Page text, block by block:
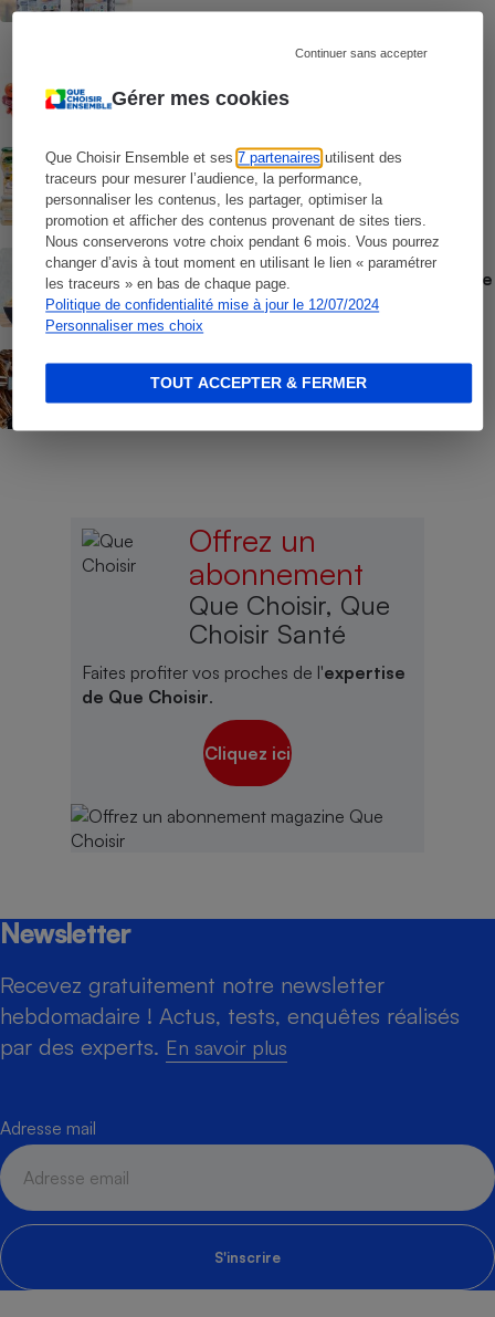
Gérer mes cookies
Que Choisir Ensemble et ses7 partenaires utilisent des
traceurs pour mesurer l’audience, la performance,
personnaliser les contenus, les partager, optimiser la
promotion et afficher des contenus provenant de sites tiers.
Nous conserverons votre choix pendant 6 mois. Vous pourrez
changer d’avis à tout moment en utilisant le lien « paramétrer
les traceurs » en bas de chaque page.
Politique de confidentialité mise à jour le 12/07/2024
Personnaliser mes choix
Continuer sans accepter
TOUT ACCEPTER & FERMER
légumes d’été
COMMENT NOUS TESTONS
Mayonnaises - Le protocole
COMMENTAIRES SUR LE COMPARATIF
Mayonnaises - Des ingrédients dont on se
passerait bien
Prix de la baguette - Des écarts
faramineux
Offrez un
abonnement
Que Choisir, Que
Choisir Santé
Faites profiter vos proches de l'expertise
de Que Choisir.
Cliquez ici
Newsletter
Recevez gratuitement notre newsletter
hebdomadaire ! Actus, tests, enquêtes réalisés
par des experts. En savoir plus
Adresse mail
S'inscrire